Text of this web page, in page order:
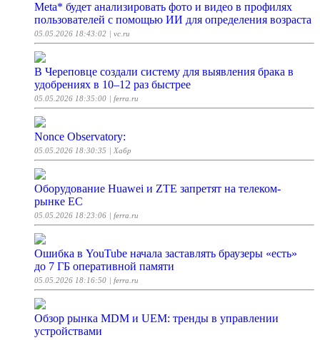
Meta* будет анализировать фото и видео в профилях
пользователей с помощью ИИ для определения возраста
05.05.2026 18:43:02 | vc.ru
В Череповце создали систему для выявления брака в
удобрениях в 10–12 раз быстрее
05.05.2026 18:35:00 | ferra.ru
Nonce Observatory:
05.05.2026 18:30:35 | Хабр
Оборудование Huawei и ZTE запретят на телеком-
рынке ЕС
05.05.2026 18:23:06 | ferra.ru
Ошибка в YouTube начала заставлять браузеры «есть»
до 7 ГБ оперативной памяти
05.05.2026 18:16:50 | ferra.ru
Обзор рынка MDM и UEM: тренды в управлении
устройствами